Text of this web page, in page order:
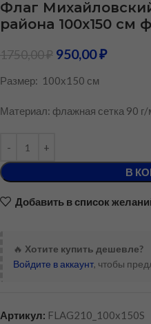
Флаг
района 100х150 см
1750,00₽ 950,00₽
Размер: 100х150 см
Материал: флажная сетка 90
В
Добавить в список
🔥 Хотите купить дешевле?
Войдите в аккаунт, чтобы
Артикул: FLAG210_100x150S